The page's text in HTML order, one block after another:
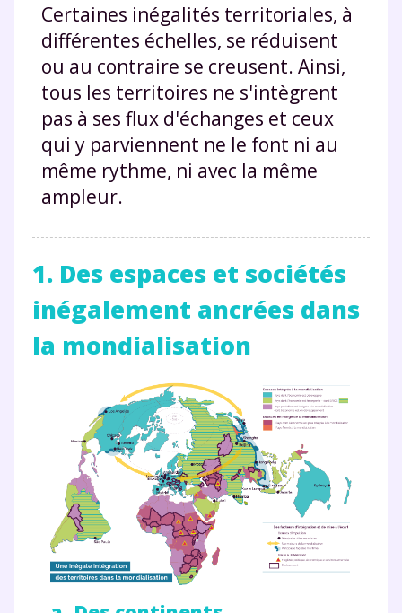
Certaines inégalités territoriales, à
différentes échelles, se réduisent
ou au contraire se creusent. Ainsi,
tous les territoires ne s'intègrent
pas à ses flux d'échanges et ceux
qui y parviennent ne le font ni au
même rythme, ni avec la même
ampleur.
1. Des espaces et sociétés
inégalement ancrées dans
la mondialisation